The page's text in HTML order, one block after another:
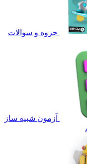
جزوه و سوالات
آزمون شبیه ساز